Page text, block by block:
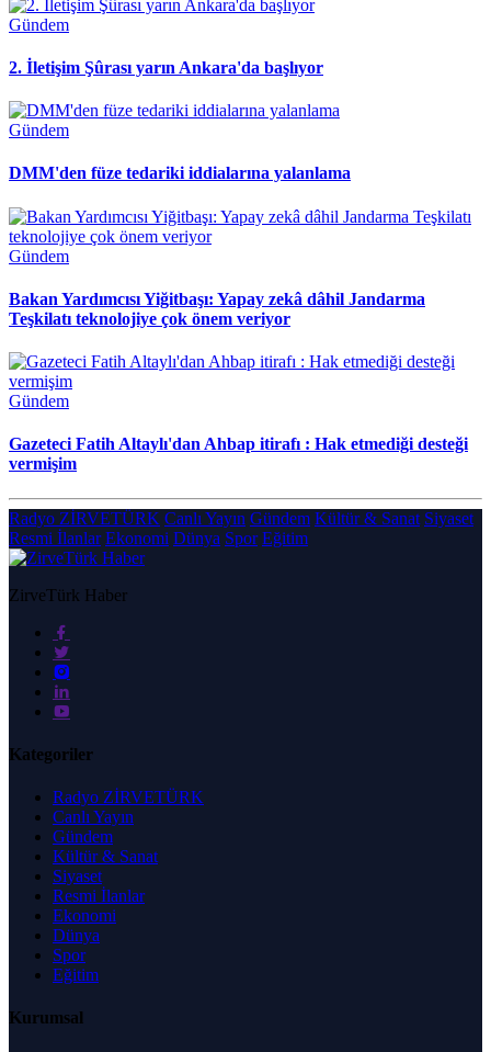
Gündem
2. İletişim Şûrası yarın Ankara'da başlıyor
Gündem
DMM'den füze tedariki iddialarına yalanlama
Gündem
Bakan Yardımcısı Yiğitbaşı: Yapay zekâ dâhil Jandarma
Teşkilatı teknolojiye çok önem veriyor
Gündem
Gazeteci Fatih Altaylı'dan Ahbap itirafı : Hak etmediği desteği
vermişim
Radyo ZİRVETÜRK Canlı Yayın Gündem Kültür & Sanat Siyaset
Resmi İlanlar Ekonomi Dünya Spor Eğitim
ZirveTürk Haber
Kategoriler
Radyo ZİRVETÜRK
Canlı Yayın
Gündem
Kültür & Sanat
Siyaset
Resmi İlanlar
Ekonomi
Dünya
Spor
Eğitim
Kurumsal